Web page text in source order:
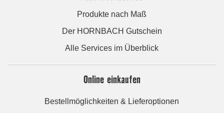
Produkte nach Maß
Der HORNBACH Gutschein
Alle Services im Überblick
Online einkaufen
Bestellmöglichkeiten & Lieferoptionen